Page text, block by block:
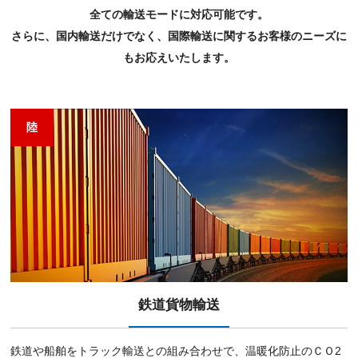
全ての輸送モードに対応可能です。
さらに、国内輸送だけでなく、国際輸送に関するお客様のニーズに
もお応えいたします。
陸
鉄道貨物輸送
鉄道や船舶をトラック輸送との組み合わせで、温暖化防⽌のＣＯ2